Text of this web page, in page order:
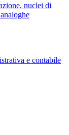
nuclei di
e contabile